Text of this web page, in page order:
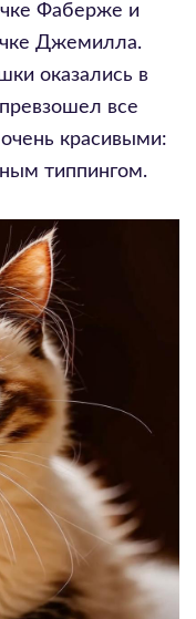
Фаберже и
Джемилла.
оказались в
все
красивыми:
типпингом.